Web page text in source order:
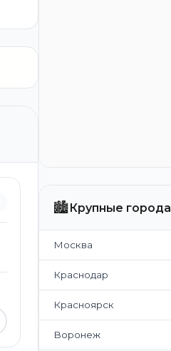
🏙️Крупные города
Москва
Краснодар
Красноярск
Воронеж